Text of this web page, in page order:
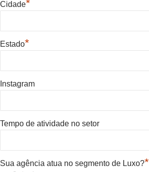
Cidade*
Estado*
Instagram
Tempo de atividade no setor
Sua agência atua no segmento de Luxo?*